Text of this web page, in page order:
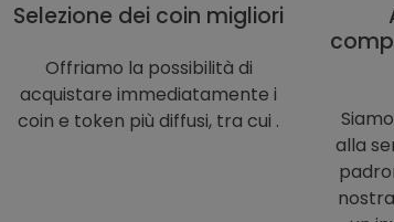
Selezione dei coin migliori
Offriamo la possibilità di
acquistare immediatamente i
coin e token più diffusi, tra cui .
alla